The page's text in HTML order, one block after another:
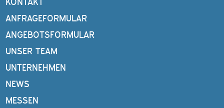
ANFRAGEFORMULAR
ANGEBOTSFORMULAR
UNSER TEAM
UNTERNEHMEN
NEWS
MESSEN